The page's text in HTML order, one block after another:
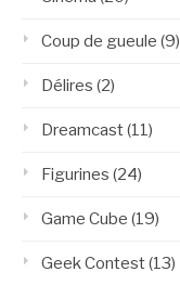
Coup de gueule (9)
Délires (2)
Dreamcast(11)
Figurines (24)
Game Cube (19)
Geek Contest(13)